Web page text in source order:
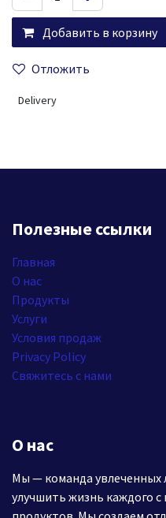
Добавить в корзину
Отложить
Delivery
Полезные ссылки
Главная
О нас
Продукты
Услуги
Условия продаж
Privacy Policy
Свяжитесь с нами
О нас
Мы — команда
улучшить жизнь каждого